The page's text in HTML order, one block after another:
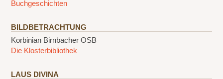
Buchgeschichten
BILDBETRACHTUNG
Korbinian Birnbacher OSB
Die Klosterbibliothek
LAUS DIVINA